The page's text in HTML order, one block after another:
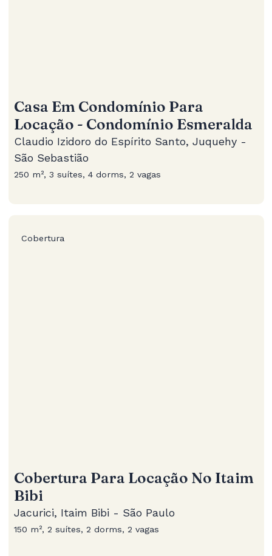
Casa Em Condomínio Para
Locação - Condomínio Esmeralda
Claudio Izidoro do Espírito Santo, Juquehy -
São Sebastião
250 m², 3 suítes, 4 dorms, 2 vagas
Cobertura
Cobertura Para Locação No Itaim
Bibi
Jacurici, Itaim Bibi - São Paulo
150 m², 2 suítes, 2 dorms, 2 vagas